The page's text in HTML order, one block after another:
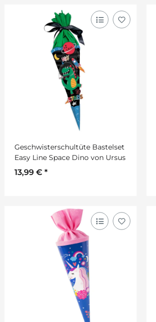
Geschwisterschultüte Bastelset
Easy Line Space Dino von Ursus
13,99 € *